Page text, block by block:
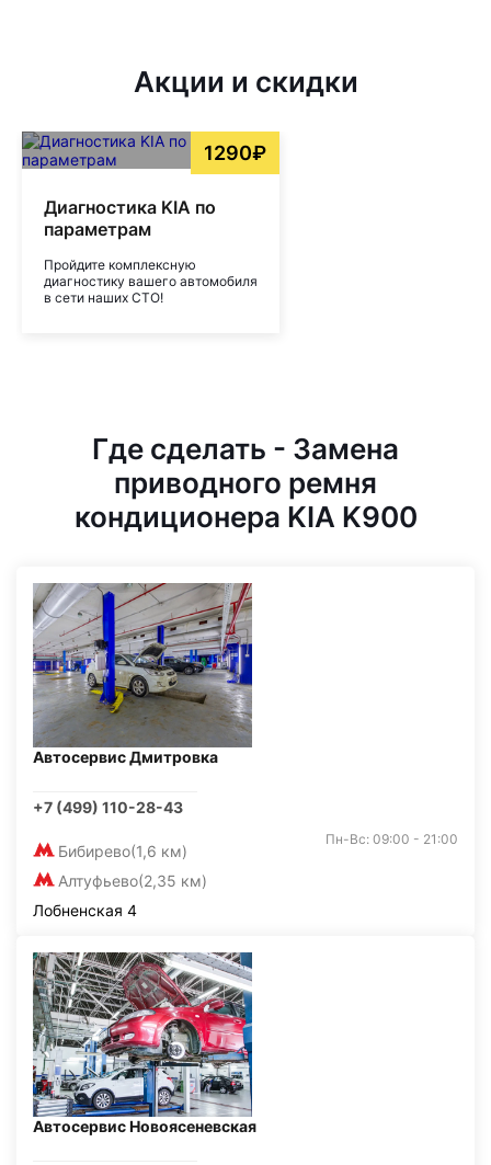
Акции и скидки
1290₽
Диагностика KIA по
параметрам
Пройдите комплексную
диагностику вашего автомобиля
в сети наших СТО!
Где сделать - Замена
приводного ремня
кондиционера KIA K900
Автосервис Дмитровка
+7 (499) 110-28-43
Бибирево(1,6 км)
Алтуфьево(2,35 км)
Пн-Вс: 09:00 - 21:00
Лобненская 4
Автосервис Новоясеневская